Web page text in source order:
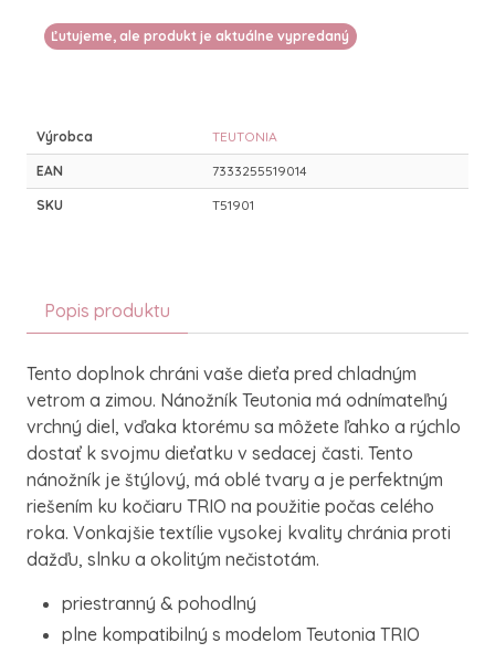
Ľutujeme, ale produkt je aktuálne vypredaný
Výrobca TEUTONIA
EAN 7333255519014
SKU T51901
Popis produktu
Tento doplnok chráni vaše dieťa pred chladným
vetrom a zimou. Nánožník Teutonia má odnímateľný
vrchný diel, vďaka ktorému sa môžete ľahko a rýchlo
dostať k svojmu dieťatku v sedacej časti. Tento
nánožník je štýlový, má oblé tvary a je perfektným
riešením ku kočiaru TRIO na použitie počas celého
roka. Vonkajšie textílie vysokej kvality chránia proti
dažďu, slnku a okolitým nečistotám.
priestranný & pohodlný
plne kompatibilný s modelom Teutonia TRIO